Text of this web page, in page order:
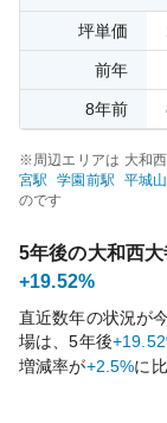
坪単価
前年
8年前
※周辺エリアは 大和
宮駅 学園前駅 平城山
のです
5年後の大和西
+19.52%
直近数年の状況が
場は、5年後
増減率が+2.5%に